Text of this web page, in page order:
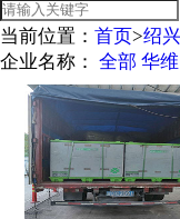
当前位置： 首页>绍
企业名称： 全部 华维